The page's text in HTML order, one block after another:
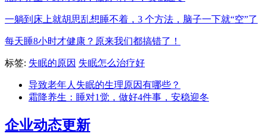
一躺到床上就胡思乱想睡不着，3 个方法，脑子一下就“空”了
每天睡8小时才健康？原来我们都搞错了！
标签: 失眠的原因 失眠怎么治疗好
导致老年人失眠的生理原因有哪些？
霜降养生：睡对1觉，做好4件事，安稳迎冬
企业动态更新